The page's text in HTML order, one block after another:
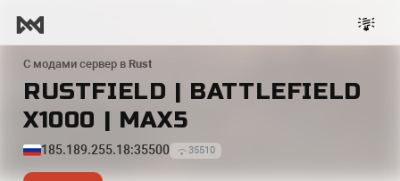
С модами сервер в Rust
RUSTFIELD | BATTLEFIELD
X1000 | МАХ5
185.189.255.18:35500 35510